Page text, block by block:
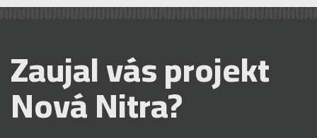
Zaujal vás projekt
Nová Nitra?